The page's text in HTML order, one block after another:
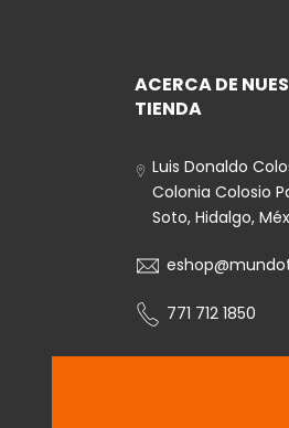
ACERCA DE
TIENDA
Luis Donaldo
Colonia Colosio
Soto, Hidalgo,
771 712 1850